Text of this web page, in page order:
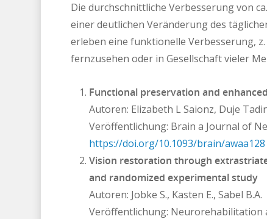
Die durchschnittliche Verbesserung von
einer deutlichen Veränderung des
erleben eine funktionelle Verbesserung,
fernzusehen oder in Gesellschaft vieler
Functional preservation and
Autoren: Elizabeth L Saionz, Duje
Veröffentlichung: Brain a Journal of
https://doi.org/10.1093/brain/awaa128
Vision restoration through
and randomized experimental study
Autoren: Jobke S., Kasten E., Sabel B.A.
Veröffentlichung: Neurorehabilitation